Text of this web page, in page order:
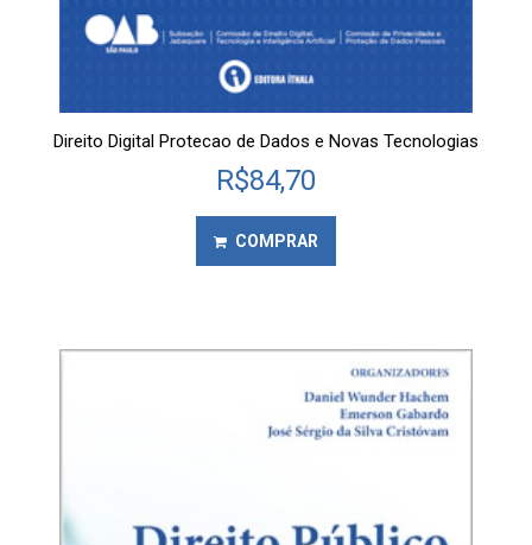
Direito Digital Protecao de Dados e Novas Tecnologias
R$84,70
COMPRAR